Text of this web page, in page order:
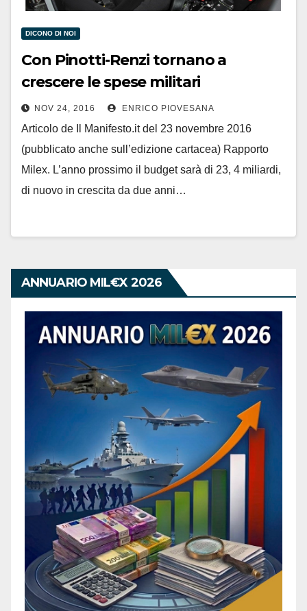
DICONO DI NOI
Con Pinotti-Renzi tornano a
crescere le spese militari
NOV 24, 2016 ENRICO PIOVESANA
Articolo de Il Manifesto.it del 23 novembre 2016
(pubblicato anche sull’edizione cartacea) Rapporto
Milex. L’anno prossimo il budget sarà di 23, 4 miliardi,
di nuovo in crescita da due anni…
ANNUARIO MIL€X 2026